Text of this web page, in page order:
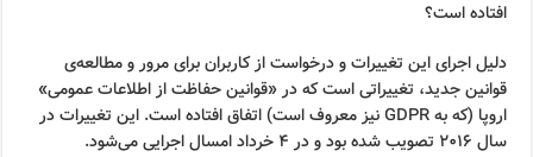
افتاده است؟
دلیل اجرای این تغییرات و درخواست از کاربران برای مرور و مطالعه‌ی
قوانین جدید، تغییراتی است که در «قوانین حفاظت از اطلاعات عمومی»
اروپا (که به GDPR نیز معروف است) اتفاق افتاده است. این تغییرات در
سال ۲۰۱۶ تصویب شده بود و در ۴ خرداد امسال اجرایی می‌شود.